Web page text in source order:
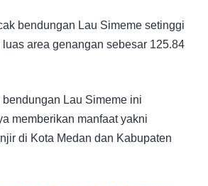
bendungan Lau Simeme setinggi
area genangan sebesar 125.84
Lau Simeme ini
memberikan manfaat yakni
di Kota Medan dan Kabupaten